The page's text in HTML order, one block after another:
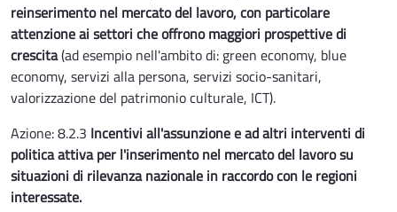
reinserimento nel mercato del lavoro, con particolare
attenzione ai settori che offrono maggiori prospettive di
crescita(ad esempio nell'ambito di: green economy, blue
economy, servizi alla persona, servizi socio-sanitari,
valorizzazione del patrimonio culturale, ICT).
Azione: 8.2.3 Incentivi all'assunzione e ad altri interventi di
politica attiva per l'inserimento nel mercato del lavoro su
situazioni di rilevanza nazionale in raccordo con le regioni
interessate.